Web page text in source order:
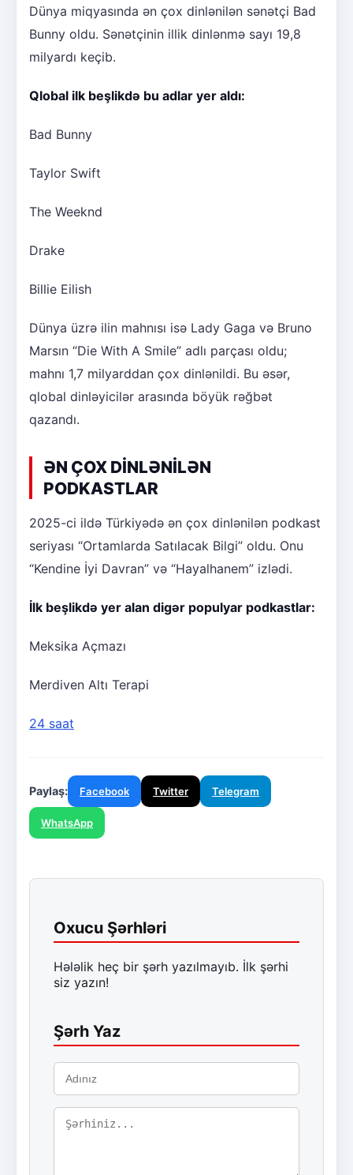
Dünya miqyasında ən çox dinlənilən sənətçi Bad
Bunny oldu. Sənətçinin illik dinlənmə sayı 19,8
milyardı keçib.
Qlobal ilk beşlikdə bu adlar yer aldı:
Bad Bunny
Taylor Swift
The Weeknd
Drake
Billie Eilish
Dünya üzrə ilin mahnısı isə Lady Gaga və Bruno
Marsın “Die With A Smile” adlı parçası oldu;
mahnı 1,7 milyarddan çox dinlənildi. Bu əsər,
qlobal dinləyicilər arasında böyük rəğbət
qazandı.
ƏN ÇOX DİNLƏNİLƏN
PODKASTLAR
2025-ci ildə Türkiyədə ən çox dinlənilən podkast
seriyası “Ortamlarda Satılacak Bilgi” oldu. Onu
“Kendine İyi Davran” və “Hayalhanem” izlədi.
İlk beşlikdə yer alan digər populyar podkastlar:
Meksika Açmazı
Merdiven Altı Terapi
24 saat
Paylaş: Facebook Twitter Telegram
WhatsApp
Oxucu Şərhləri
Hələlik heç bir şərh yazılmayıb. İlk şərhi
siz yazın!
Şərh Yaz